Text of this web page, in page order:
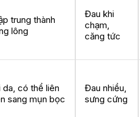
trung thành
lông
Đau khi
chạm,
căng tức
da, có thể liên
sang mụn bọc
Đau nhiều,
sưng cứng